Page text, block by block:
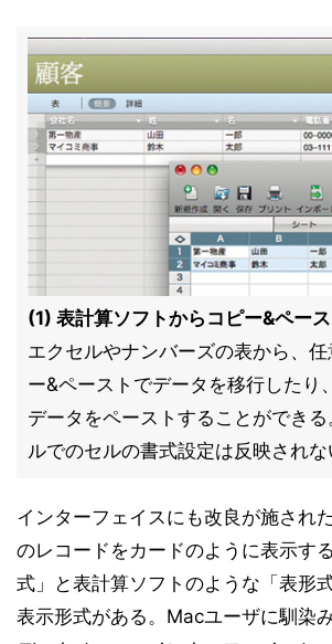
(1) 表計算ソフトからコピー&ペー
エクセルやナンバーズの表から、
ー&ペーストでデータを移行したり
データをペーストすることができ
ルでのセルの書式設定は反映されな
インターフェイスにも改良が施され
のレコードをカードのように表示す
式」と表計算ソフトのような「表形
表示形式がある。Macユーザに馴染